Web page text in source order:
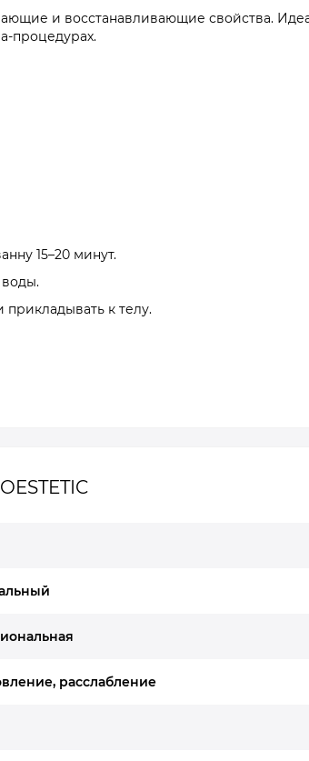
и восстанавливающие свойства.
процедурах.
15–20 минут.
воды.
прикладывать к телу.
расслабление